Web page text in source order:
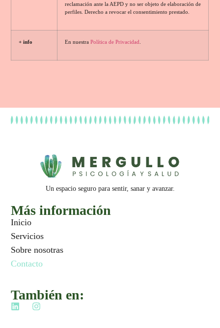
reclamación ante la AEPD y no ser objeto de elaboración de
perfiles. Derecho a revocar el consentimiento prestado.
+ info En nuestraPolítica de Privacidad
Un espacio seguro para sentir, sanar y avanzar.
Más información
Inicio
Servicios
Sobre nosotras
Contacto
También en: